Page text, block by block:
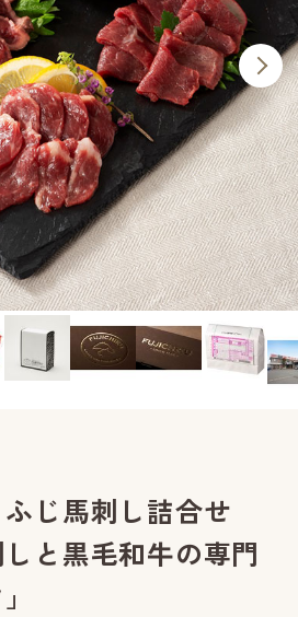
ふじ馬刺し詰合せ
しと黒毛和牛の専門